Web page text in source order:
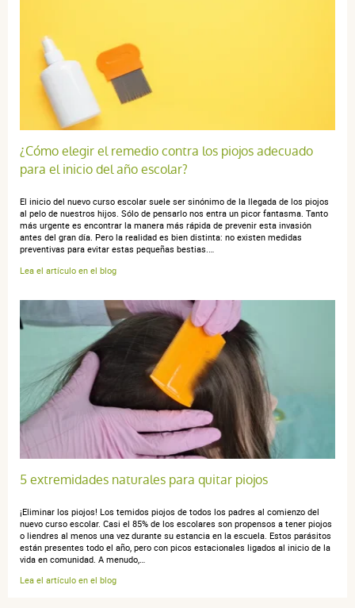
Maud F.
publié le 27 mai 2025 suite à une commande du 04 mai
2025
3 / 5
Pratique
¿Cómo elegir el remedio contra los piojos adecuado
para el inicio del año escolar?
El inicio del nuevo curso escolar suele ser sinónimo de la llegada de los piojos
al pelo de nuestros hijos. Sólo de pensarlo nos entra un picor fantasma. Tanto
más urgente es encontrar la manera más rápida de prevenir esta invasión
antes del gran día. Pero la realidad es bien distinta: no existen medidas
preventivas para evitar estas pequeñas bestias.…
Lea el artículo en el blog
5 extremidades naturales para quitar piojos
¡Eliminar los piojos! Los temidos piojos de todos los padres al comienzo del
nuevo curso escolar. Casi el 85% de los escolares son propensos a tener piojos
o liendres al menos una vez durante su estancia en la escuela. Estos parásitos
están presentes todo el año, pero con picos estacionales ligados al inicio de la
vida en comunidad. A menudo,…
Lea el artículo en el blog